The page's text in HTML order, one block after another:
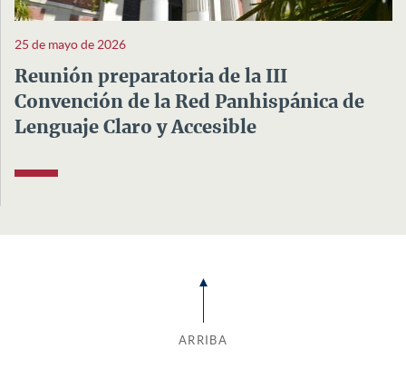
25 de mayo de 2026
Reunión preparatoria de la III
Convención de la Red Panhispánica de
Lenguaje Claro y Accesible
ARRIBA